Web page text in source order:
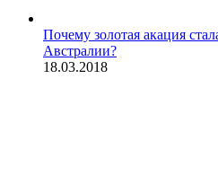
Почему золотая акация
Австралии?
18.03.2018